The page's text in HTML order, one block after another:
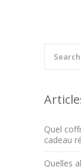
Quel
cadeau
Quelles